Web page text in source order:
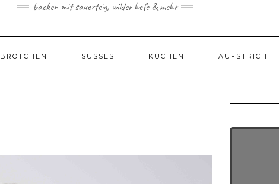
backen mit sauerteig, wilder hefe & mehr
BRÖTCHEN SÜSSES KUCHEN AUFSTRICH